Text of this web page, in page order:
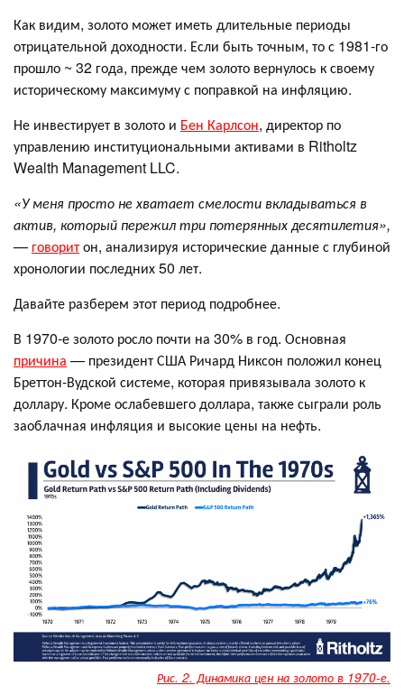
Как видим, золото может иметь длительные периоды
отрицательной доходности. Если быть точным, то с 1981-го
прошло ~ 32 года, прежде чем золото вернулось к своему
историческому максимуму с поправкой на инфляцию.
Не инвестирует в золото и Бен Карлсон, директор по
управлению институциональными активами в Ritholtz
Wealth Management LLC.
«У меня просто не хватает смелости вкладываться в
актив, который пережил три потерянных десятилетия»,
— говоритон, анализируя исторические данные с глубиной
хронологии последних 50 лет.
Давайте разберем этот период подробнее.
В 1970-е золото росло почти на 30% в год. Основная
причина — президент США Ричард Никсон положил конец
Бреттон-Вудской системе, которая привязывала золото к
доллару. Кроме ослабевшего доллара, также сыграли роль
заоблачная инфляция и высокие цены на нефть.
Рис. 2. Динамика цен на золото в 1970-е.